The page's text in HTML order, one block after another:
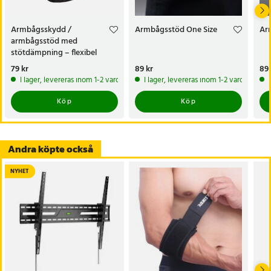
Armbågsskydd /
armbågsstöd med
stötdämpning – flexibel
sleeve
Pris:
79 kr
I lager, levereras inom 1-2 vardagar
Köp
Armbågsstöd One Size
Pris:
89 kr
I lager, levereras inom 1-2 vardagar
Köp
89
Andra köpte också
NYHET